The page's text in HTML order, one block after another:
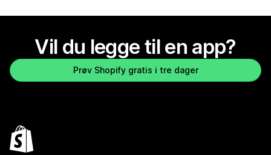
Vil du legge til en app?
Prøv Shopify gratis i tre dager